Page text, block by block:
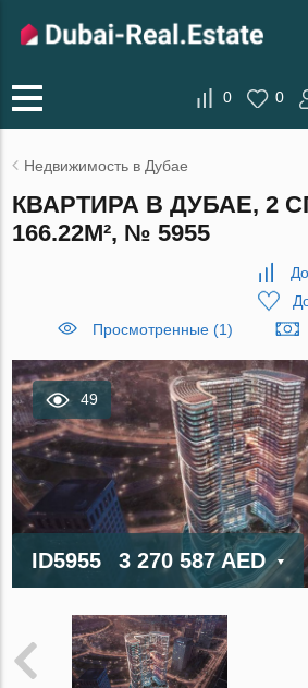
0 0
Недвижимость в Дубае
КВАРТИРА В ДУБАЕ, 2
166.22М², № 5955
Просмотренные (1)
49
ID5955 3 270 587 AED